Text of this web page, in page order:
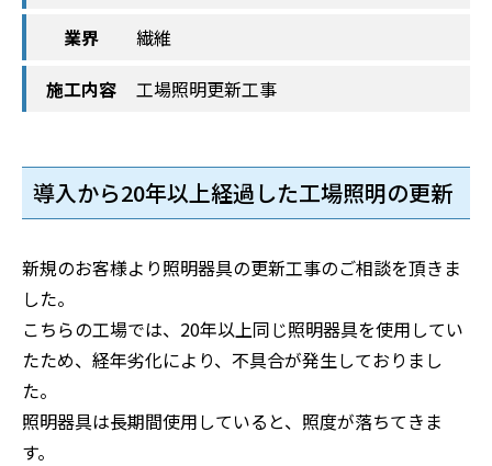
業界
繊維
施工内容
工場照明更新工事
導入から20年以上経過した工場照明の更新
新規のお客様より照明器具の更新工事のご相談を頂きま
した。
こちらの工場では、20年以上同じ照明器具を使用してい
たため、経年劣化により、不具合が発生しておりまし
た。
照明器具は長期間使用していると、照度が落ちてきま
す。